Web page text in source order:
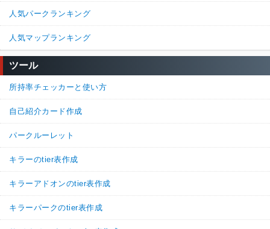
人気パークランキング
人気マップランキング
ツール
所持率チェッカーと使い方
自己紹介カード作成
パークルーレット
キラーのtier表作成
キラーアドオンのtier表作成
キラーパークのtier表作成